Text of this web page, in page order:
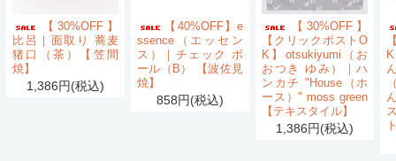
【30%OFF】
比呂｜面取り 蕎麦
猪口（茶）【笠間
焼】
1,386円(税込)
【40%OFF】e
ssence（エッセン
ス）｜チェック ボ
ール（B） 【波佐見
焼】
858円(税込)
【30%OFF】
【クリックポストO
K】otsukiyumi（お
おつき ゆみ）｜ハ
ンカチ "House（ホ
ース）" moss green
【テキスタイル】
1,386円(税込)